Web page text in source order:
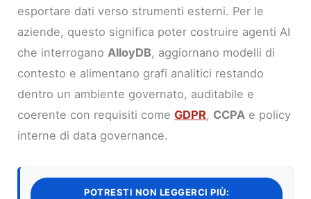
esportare dati verso strumenti esterni. Per le
aziende, questo significa poter costruire agenti AI
che interroganoAlloyDB, aggiornano modelli di
contesto e alimentano grafi analitici restando
dentro un ambiente governato, auditabile e
coerente con requisiti comeGDPR, CCPA e policy
interne di data governance.
POTRESTI NON LEGGERCI PIÙ: